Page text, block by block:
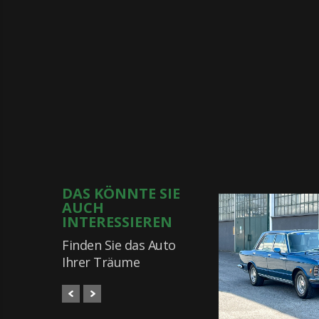
DAS KÖNNTE SIE
AUCH
INTERESSIEREN
Finden Sie das Auto
Ihrer Träume